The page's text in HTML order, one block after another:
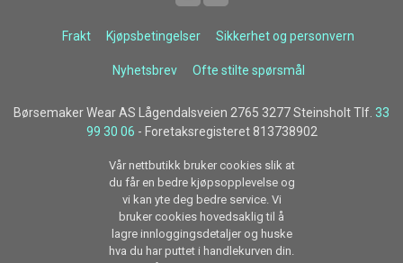
Frakt Kjøpsbetingelser Sikkerhet og personvern
Nyhetsbrev Ofte stilte spørsmål
Børsemaker Wear AS Lågendalsveien 2765 3277 Steinsholt Tlf. 33
99 30 06 - Foretaksregisteret 813738902
Vår nettbutikk bruker cookies slik at
du får en bedre kjøpsopplevelse og
vi kan yte deg bedre service. Vi
bruker cookies hovedsaklig til å
lagre innloggingsdetaljer og huske
hva du har puttet i handlekurven din.